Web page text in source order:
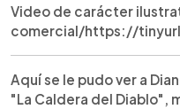
Video de carácter
comercial/https://
Aquí se le pudo ver a
"La Caldera del Diablo",